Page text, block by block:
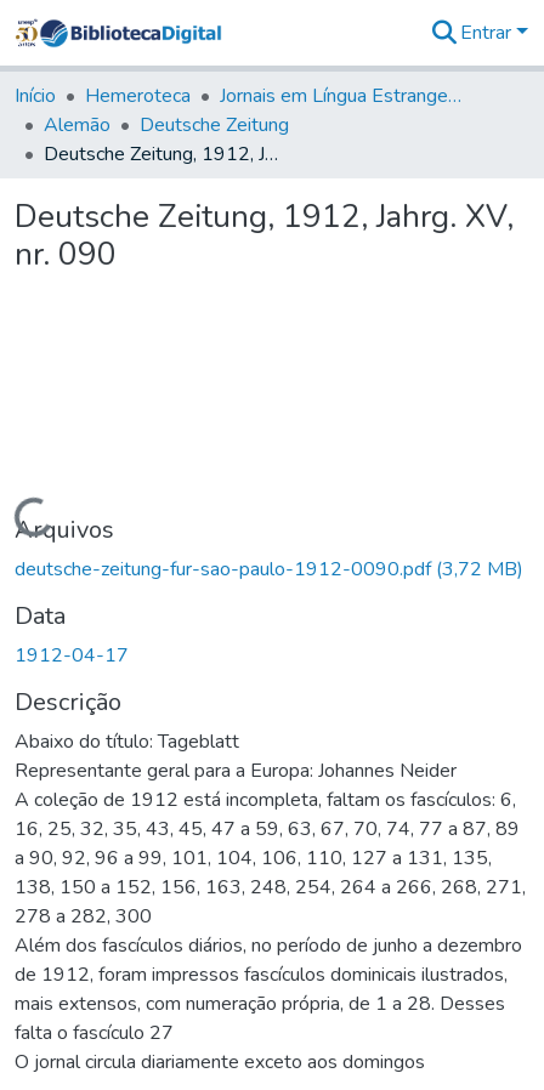
&
Coleções
Tudo na
Biblioteca
Estatísticas
Entrar
Início Hemeroteca
Jornais em Língua Estrangeira
Alemão
Deutsche Zeitung
Deutsche Zeitung, 1912, Jahrg. XV, nr. 090
Deutsche Zeitung, 1912, Jahrg. XV,
nr. 090
Carregando...
Arquivos
deutsche-zeitung-fur-sao-paulo-1912-0090.pdf(3,72 MB)
Data
1912-04-17
Descrição
Abaixo do título: Tageblatt
Representante geral para a Europa: Johannes Neider
A coleção de 1912 está incompleta, faltam os fascículos: 6,
16, 25, 32, 35, 43, 45, 47 a 59, 63, 67, 70, 74, 77 a 87, 89
a 90, 92, 96 a 99, 101, 104, 106, 110, 127 a 131, 135,
138, 150 a 152, 156, 163, 248, 254, 264 a 266, 268, 271,
278 a 282, 300
Além dos fascículos diários, no período de junho a dezembro
de 1912, foram impressos fascículos dominicais ilustrados,
mais extensos, com numeração própria, de 1 a 28. Desses
falta o fascículo 27
O jornal circula diariamente exceto aos domingos